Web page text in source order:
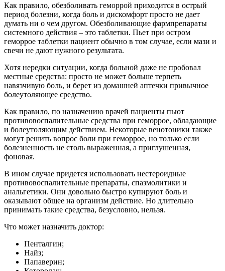
Как правило, обезболивать геморрой приходится в острый
период болезни, когда боль и дискомфорт просто не дает
думать ни о чем другом. Обезболивающие фармпрепараты
системного действия – это таблетки. Пьет при остром
геморрое таблетки пациент обычно в том случае, если мази и
свечи не дают нужного результата.
Хотя нередки ситуации, когда больной даже не пробовал
местные средства: просто не может больше терпеть
навязчивую боль, и берет из домашней аптечки привычное
болеутоляющее средство.
Как правило, по назначению врачей пациенты пьют
противовоспалительные средства при геморрое, обладающие
и болеутоляющим действием. Некоторые венотоники также
могут решить вопрос боли при геморрое, но только если
болезненность не столь выраженная, а приглушенная,
фоновая.
В ином случае придется использовать нестероидные
противовоспалительные препараты, спазмолитики и
анальгетики. Они довольно быстро купируют боль и
оказывают общее на организм действие. Но длительно
принимать такие средства, безусловно, нельзя.
Что может назначить доктор:
Пенталгин;
Найз;
Папаверин;